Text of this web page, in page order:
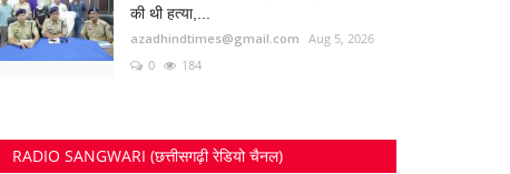
की थी हत्या,...
azadhindtimes@gmail.com Aug 5, 2026
0
184
RADIO SANGWARI (छत्तीसगढ़ी रेडियो चैनल)